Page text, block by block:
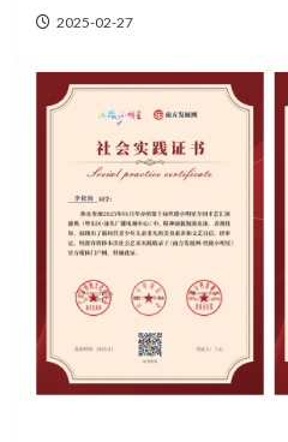
2025-02-27